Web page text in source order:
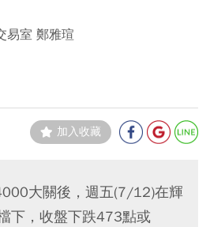
易室 鄭雅瑄
加入收藏
大關後，週五(7/12)在輝
下，收盤下跌473點或